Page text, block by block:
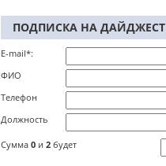
ПОДПИСКА НА ДАЙДЖЕСТ
E-mail*:
ФИО
Телефон
Должность
Сумма 0 и 2 будет